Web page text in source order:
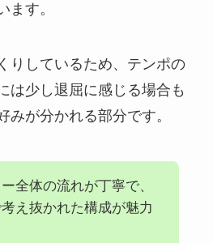
ます。
りしているため、テンポの
は少し退屈に感じる場合も
みが分かれる部分です。
全体の流れが丁寧で、
え抜かれた構成が魅力